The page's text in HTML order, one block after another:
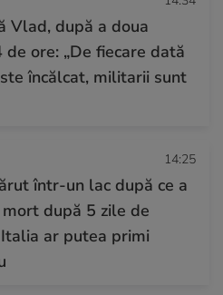
Vlad, după a doua
ore: „De fiecare dată
încălcat, militarii sunt
14:25
într-un lac după ce a
după 5 zile de
ar putea primi